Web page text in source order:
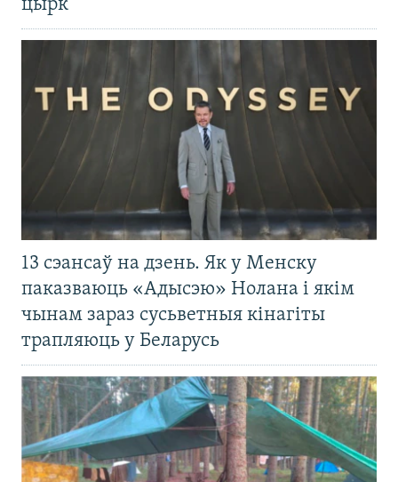
цырк
13 сэансаў на дзень. Як у Менску
паказваюць «Адысэю» Нолана і якім
чынам зараз сусьветныя кінагіты
трапляюць у Беларусь